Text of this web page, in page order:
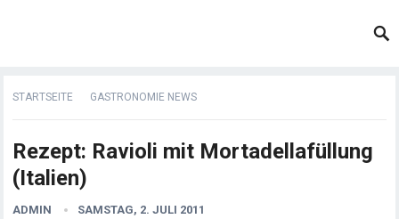
STARTSEITE GASTRONOMIE NEWS
Rezept: Ravioli mit Mortadellafüllung
(Italien)
ADMIN SAMSTAG, 2. JULI 2011